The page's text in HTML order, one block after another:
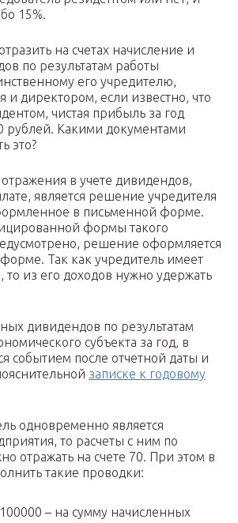
15%.
на счетах начисление и
по результатам работы
его учредителю,
и директором, если известно, что
чистая прибыль за год
рублей. Какими документами
это?
в учете дивидендов,
является решение учредителя
в письменной форме.
формы такого
решение оформляется
Так как учредитель имеет
то из его доходов нужно удержать
дивидендов по результатам
субъекта за год, в
событием после отчетной даты и
записке к годовому
одновременно является
то расчеты с ним по
отражать на счете 70. При этом в
такие проводки:
– на сумму начисленных